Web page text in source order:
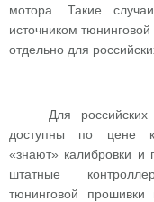
мотора. Такие
источником
отдельно для
Для российских
доступны по цене
«знают» калибровки и
штатные
тюнинговой